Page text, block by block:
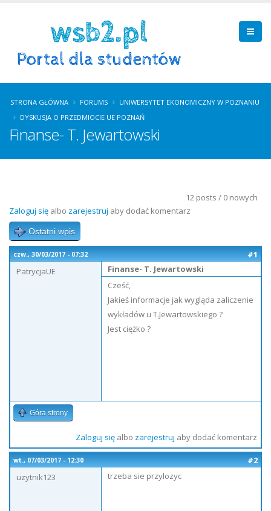
STRONA GŁÓWNA FORUMS
UNIWERSYTET EKONOMICZNY W POZNANIU
DYSKUSJA O PRZEDMIOCIE UE POZNAŃ
Finanse- T. Jewartowski
12 posts / 0 nowych
Zaloguj się albo zarejestruj aby dodać komentarz
Ostatni wpis
czw., 30/03/2017 - 07:32
#1
PatrycjaUE
Finanse- T. Jewartowski
Cześć,
Jakieś informacje jak wygląda zaliczenie
wykładów u T.Jewartowskiego ?
Jest ciężko ?
Góra strony
Zaloguj sięalbo zarejestruj aby dodać komentarz
wt., 07/03/2017 - 12:30
#2
uzytnik123
trzeba sie przylozyc